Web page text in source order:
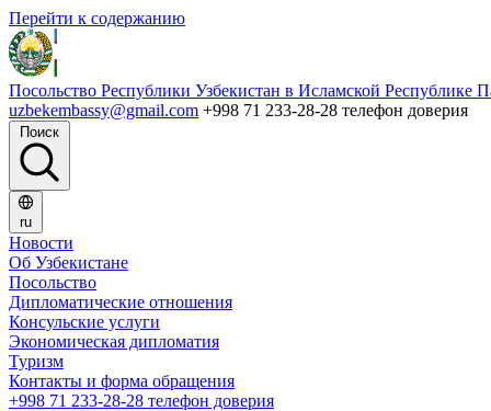
Перейти к содержанию
Посольство Республики Узбекистан в Исламской Республике
uzbekembassy@gmail.com +998 71 233-28-28 телефон доверия
Поиск
ru
Новости
Об Узбекистане
Посольство
Дипломатические отношения
Консульские услуги
Экономическая дипломатия
Туризм
Контакты и форма обращения
+998 71 233-28-28 телефон доверия